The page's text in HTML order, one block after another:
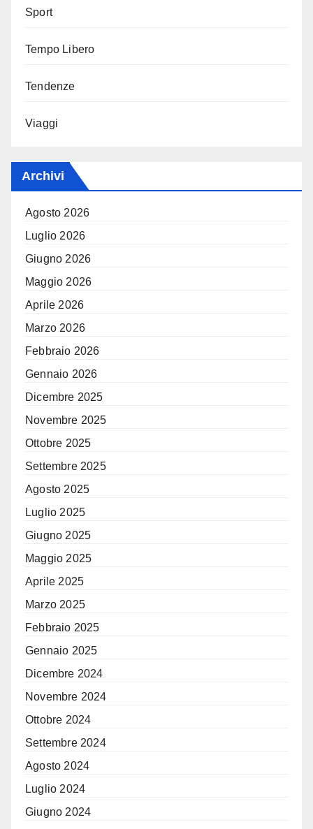
Sport
Tempo Libero
Tendenze
Viaggi
Archivi
Agosto 2026
Luglio 2026
Giugno 2026
Maggio 2026
Aprile 2026
Marzo 2026
Febbraio 2026
Gennaio 2026
Dicembre 2025
Novembre 2025
Ottobre 2025
Settembre 2025
Agosto 2025
Luglio 2025
Giugno 2025
Maggio 2025
Aprile 2025
Marzo 2025
Febbraio 2025
Gennaio 2025
Dicembre 2024
Novembre 2024
Ottobre 2024
Settembre 2024
Agosto 2024
Luglio 2024
Giugno 2024